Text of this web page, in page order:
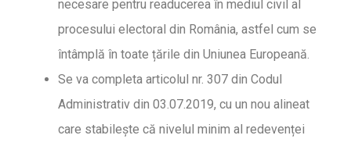
necesare pentru readucerea în mediul civil al
procesului electoral din România, astfel cum se
întâmplă în toate țările din Uniunea Europeană.
Se va completa articolul nr. 307 din Codul
Administrativ din 03.07.2019, cu un nou alineat
care stabilește că nivelul minim al redevenței